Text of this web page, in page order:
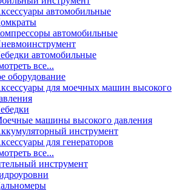
автомобильные
автомобильные
автомобильные
все...
оборудование
для моечных машин высокого
машины высокого давления
инструмент
для генераторов
все...
инструмент